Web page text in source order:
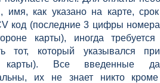
имя, как указано на карте,
код (последние 3 цифры номера
карты), иногда
тот, который указывался
карты). Все введенные
их не знает никто